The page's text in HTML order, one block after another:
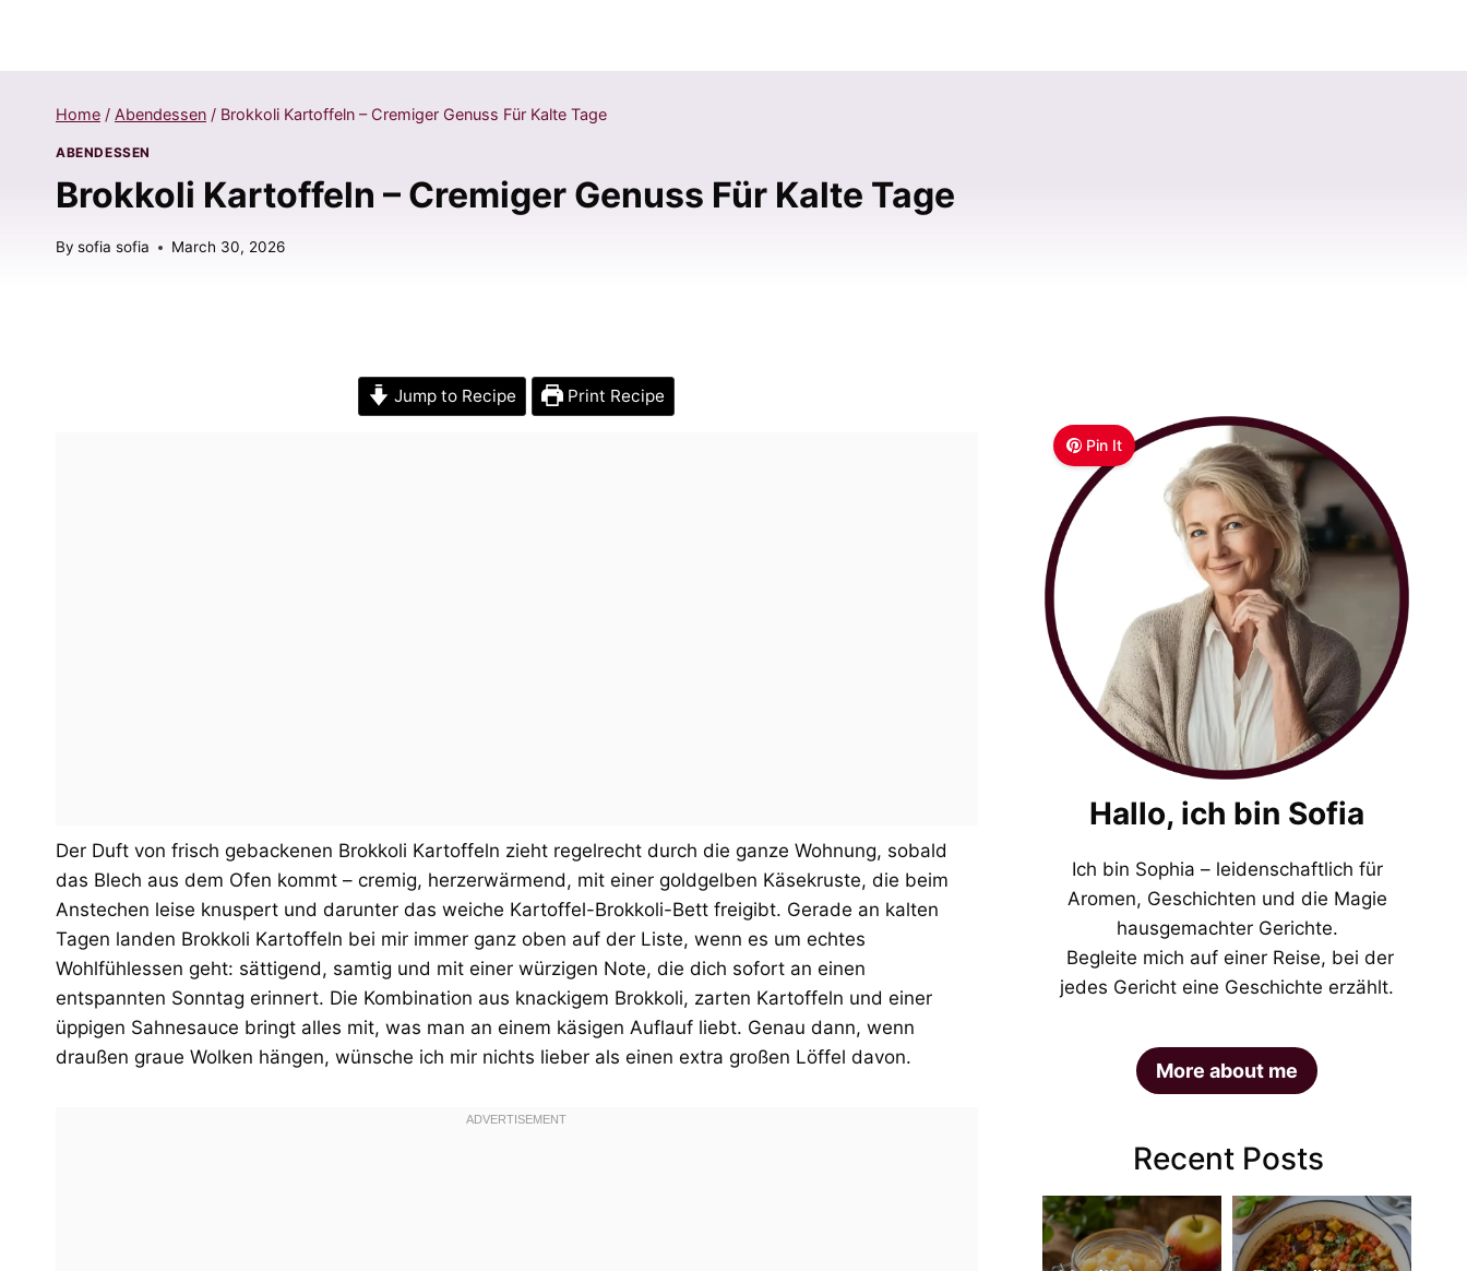
Home / Abendessen / Brokkoli Kartoffeln – Cremiger Genuss Für Kalte Tage
ABENDESSEN
Brokkoli Kartoffeln – Cremiger Genuss Für Kalte Tage
By sofia sofia March 30, 2026
Jump to Recipe Print Recipe
Der Duft von frisch gebackenen Brokkoli Kartoffeln zieht regelrecht durch die ganze Wohnung, sobald
das Blech aus dem Ofen kommt – cremig, herzerwärmend, mit einer goldgelben Käsekruste, die beim
Anstechen leise knuspert und darunter das weiche Kartoffel-Brokkoli-Bett freigibt. Gerade an kalten
Tagen landen Brokkoli Kartoffeln bei mir immer ganz oben auf der Liste, wenn es um echtes
Wohlfühlessen geht: sättigend, samtig und mit einer würzigen Note, die dich sofort an einen
entspannten Sonntag erinnert. Die Kombination aus knackigem Brokkoli, zarten Kartoffeln und einer
üppigen Sahnesauce bringt alles mit, was man an einem käsigen Auflauf liebt. Genau dann, wenn
draußen graue Wolken hängen, wünsche ich mir nichts lieber als einen extra großen Löffel davon.
Pin It
Hallo, ich bin Sofia
Ich bin Sophia – leidenschaftlich für
Aromen, Geschichten und die Magie
hausgemachter Gerichte.
Begleite mich auf einer Reise, bei der
jedes Gericht eine Geschichte erzählt.
More about me
Recent Posts